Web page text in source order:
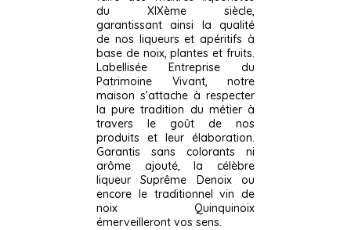
du XIXème siècle,
garantissant ainsi la qualité
de nos liqueurs et apéritifs à
base de noix, plantes et fruits.
Labellisée Entreprise du
Patrimoine Vivant, notre
maison s’attache à respecter
la pure tradition du métier à
travers le goût de nos
produits et leur élaboration.
Garantis sans colorants ni
arôme ajouté, la célèbre
liqueur Suprême Denoix ou
encore le traditionnel vin de
noix Quinquinoix
émerveilleront vos sens.